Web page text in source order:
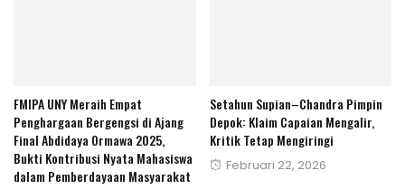
FMIPA UNY Meraih Empat
Penghargaan Bergengsi di Ajang
Final Abdidaya Ormawa 2025,
Bukti Kontribusi Nyata Mahasiswa
dalam Pemberdayaan Masyarakat
Setahun Supian–Chandra Pimpin
Depok: Klaim Capaian Mengalir,
Kritik Tetap Mengiringi
Posted
Februari 22, 2026